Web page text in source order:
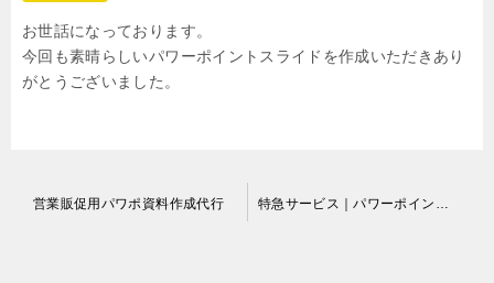
お世話になっております。
今回も素晴らしいパワーポイントスライドを作成いただきあり
がとうございました。
営業販促用パワポ資料作成代行